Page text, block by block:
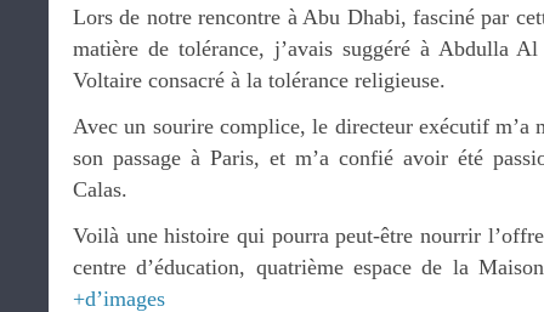
Lors de notre rencontre à Abu Dhabi, fasciné par
matière de tolérance, j’avais suggéré à Abdulla
Voltaire consacré à la tolérance religieuse.
Avec un sourire complice, le directeur exécutif m’a
son passage à Paris, et m’a confié avoir été
Calas.
Voilà une histoire qui pourra peut-être nourrir
centre d’éducation, quatrième espace de la
+d’images